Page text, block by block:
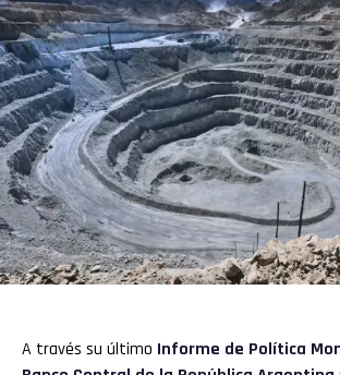
A través su último Informe de Política